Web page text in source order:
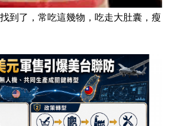
到了，常吃這幾物，吃走大肚囊，瘦